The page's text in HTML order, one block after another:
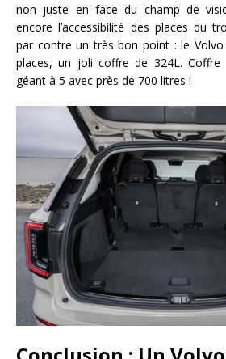
non juste en face du champ de
encore l’accessibilité des places du
par contre un très bon point : le
places, un joli coffre de 324L. Coffre
géant à 5 avec près de 700 litres !